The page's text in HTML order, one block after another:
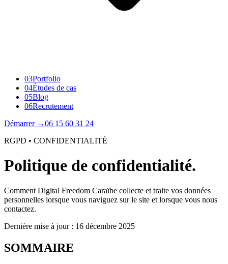
03Portfolio
04Études de cas
05Blog
06Recrutement
Démarrer →06 15 60 31 24
RGPD • CONFIDENTIALITÉ
Politique de confidentialité.
Comment Digital Freedom Caraïbe collecte et traite vos données
personnelles lorsque vous naviguez sur le site et lorsque vous nous
contactez.
Dernière mise à jour : 16 décembre 2025
SOMMAIRE